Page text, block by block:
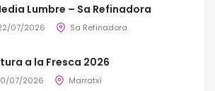
Lumbre – Sa Refinadora
07/2026 Sa Refinadora
a la Fresca 2026
07/2026 Marratxí